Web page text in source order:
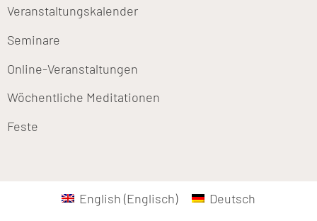
Veranstaltungskalender
Seminare
Online-Veranstaltungen
Wöchentliche Meditationen
Feste
English (Englisch) Deutsch